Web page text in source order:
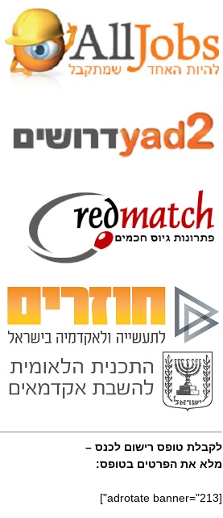
לקבלת טופס רישום לכנס –
מלא את הפרטים בטופס:
[adrotate banner="213"]